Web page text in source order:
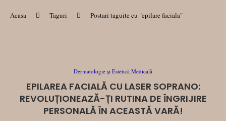
Acasa Taguri Postari taguite cu "epilare faciala"
Dermatologie și Estetică Medicală
EPILAREA FACIALĂ CU LASER SOPRANO:
REVOLUȚIONEAZĂ-ȚI RUTINA DE ÎNGRIJIRE
PERSONALĂ ÎN ACEASTĂ VARĂ!